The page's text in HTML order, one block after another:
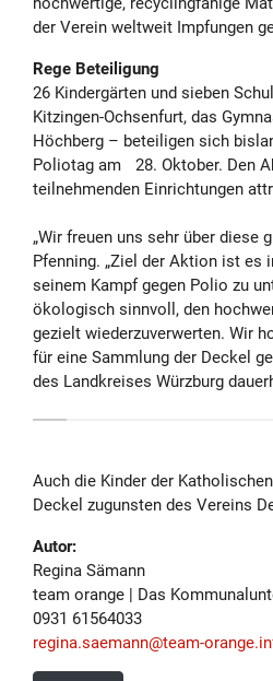
der Verein weltweit Impfungen
Rege Beteiligung
26 Kindergärten und sieben
Kitzingen-Ochsenfurt, das
Höchberg – beteiligen sich
Poliotag am 28. Oktober. Den
teilnehmenden Einrichtungen
„Wir freuen uns sehr über diese
Pfenning. „Ziel der Aktion ist es
seinem Kampf gegen Polio zu
ökologisch sinnvoll, den
gezielt wiederzuverwerten. Wir
für eine Sammlung der Deckel
des Landkreises Würzburg
Auch die Kinder der
Deckel zugunsten des Vereins
Autor:
Regina Sämann
team orange | Das
0931 61564033
regina.saemann@team-